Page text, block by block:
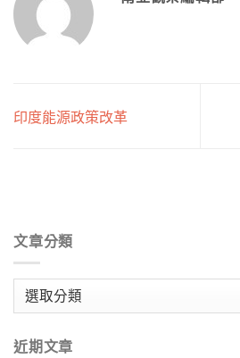
印度能源政策改革
文章分類
類
近期文章